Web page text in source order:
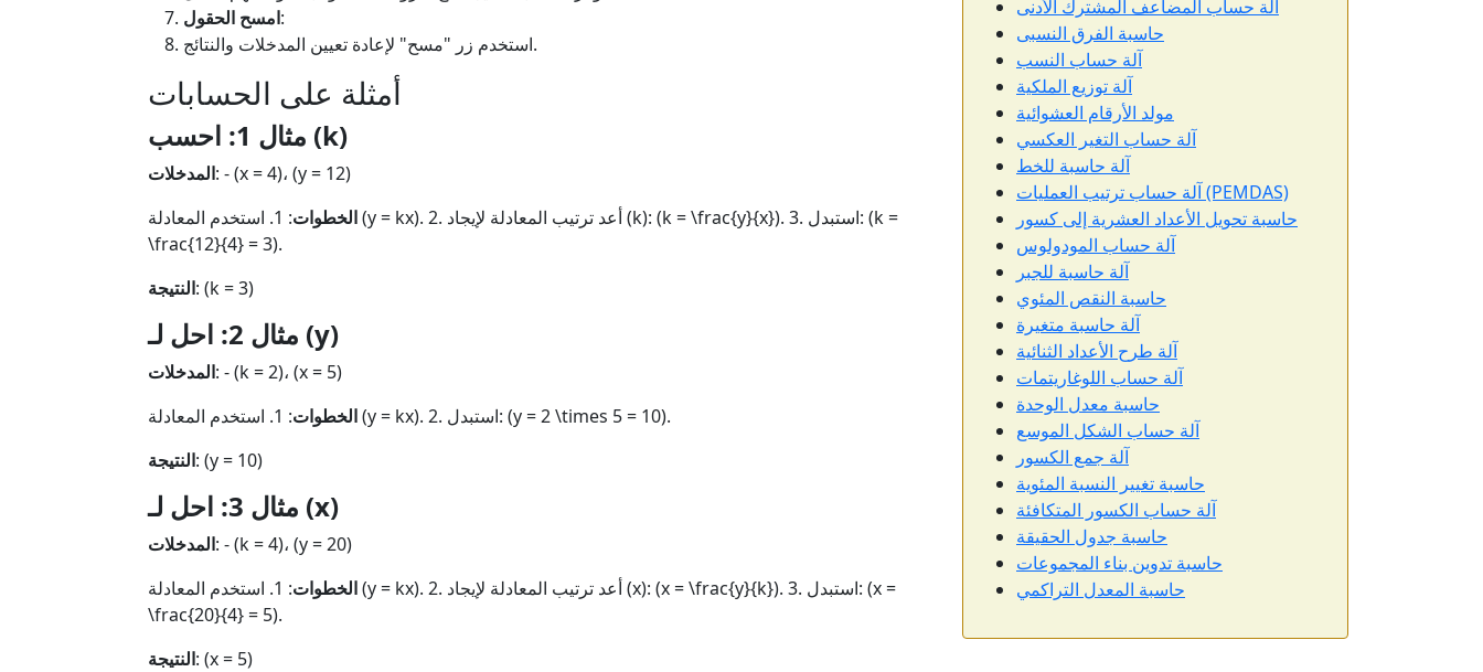
امسح الحقول:
استخدم زر "مسح" لإعادة تعيين المدخلات والنتائج.
أمثلة على الحسابات
مثال 1: احسب (k)
المدخلات: - (x = 4)، (y = 12)
الخطوات
: 1. استخدم المعادلة (y = kx). 2. أعد ترتيب المعادلة لإيجاد (k): (k = \frac{y}{x}). 3. استبدل: (k =
\frac{12}{4} = 3).
النتيجة: (k = 3)
مثال 2: احل لـ (y)
المدخلات: - (k = 2)، (x = 5)
الخطوات
: 1. استخدم المعادلة (y = kx). 2. استبدل: (y = 2 \times 5 = 10).
النتيجة: (y = 10)
مثال 3: احل لـ (x)
المدخلات: - (k = 4)، (y = 20)
الخطوات
: 1. استخدم المعادلة (y = kx). 2. أعد ترتيب المعادلة لإيجاد (x): (x = \frac{y}{k}). 3. استبدل: (x =
\frac{20}{4} = 5).
النتيجة: (x = 5)
آلة حساب المضاعف المشترك الأدنى
حاسبة الفرق النسبى
آلة حساب النسب
آلة توزيع الملكية
مولد الأرقام العشوائية
آلة حساب التغير العكسي
آلة حاسبة للخط
آلة حساب ترتيب العمليات (PEMDAS)
حاسبة تحويل الأعداد العشرية إلى كسور
آلة حساب المودولوس
آلة حاسبة للجبر
حاسبة النقص المئوي
آلة حاسبة متغيرة
آلة طرح الأعداد الثنائية
آلة حساب اللوغاريتمات
حاسبة معدل الوحدة
آلة حساب الشكل الموسع
آلة جمع الكسور
حاسبة تغيير النسبة المئوية
آلة حساب الكسور المتكافئة
حاسبة جدول الحقيقة
حاسبة تدوين بناء المجموعات
حاسبة المعدل التراكمي